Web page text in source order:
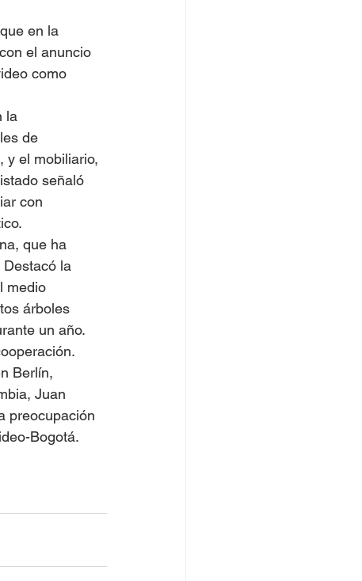
en la
el anuncio
como
la
de
y el mobiliario,
señaló
con
que ha
Destacó la
medio
árboles
un año.
Berlín,
Juan
preocupación
Bogotá.